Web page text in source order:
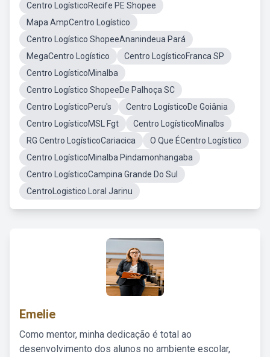
Centro LogísticoRecife PE Shopee
Mapa AmpCentro Logístico
Centro Logístico ShopeeAnanindeua Pará
MegaCentro Logístico
Centro LogísticoFranca SP
Centro LogísticoMinalba
Centro Logístico ShopeeDe Palhoça SC
Centro LogísticoPeru's
Centro LogísticoDe Goiânia
Centro LogísticoMSL Fgt
Centro LogísticoMinalbs
RG Centro LogísticoCariacica
O Que ÉCentro Logístico
Centro LogísticoMinalba Pindamonhangaba
Centro LogísticoCampina Grande Do Sul
CentroLogistico Loral Jarinu
Emelie
Como mentor, minha dedicação é total ao
desenvolvimento dos alunos no ambiente escolar,